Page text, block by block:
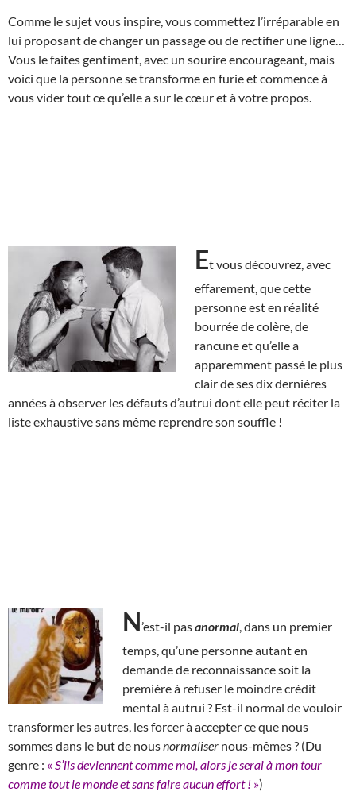
Comme le sujet vous inspire, vous commettez l’irréparable en
lui proposant de changer un passage ou de rectifier une ligne…
Vous le faites gentiment, avec un sourire encourageant, mais
voici que la personne se transforme en furie et commence à
vous vider tout ce qu’elle a sur le cœur et à votre propos.
Et vous découvrez, avec
effarement, que cette
personne est en réalité
bourrée de colère, de
rancune et qu’elle a
apparemment passé le plus
clair de ses dix dernières
années à observer les défauts d’autrui dont elle peut réciter la
liste exhaustive sans même reprendre son souffle !
N’est-il pasanormal , dans un premier
temps, qu’une personne autant en
demande de reconnaissance soit la
première à refuser le moindre crédit
mental à autrui ? Est-il normal de vouloir
transformer les autres, les forcer à accepter ce que nous
sommes dans le but de nousnormaliser nous-mêmes ? (Du
genre : « S’ils deviennent comme moi, alors je serai à mon tour
comme tout le monde et sans faire aucun effort ! »)